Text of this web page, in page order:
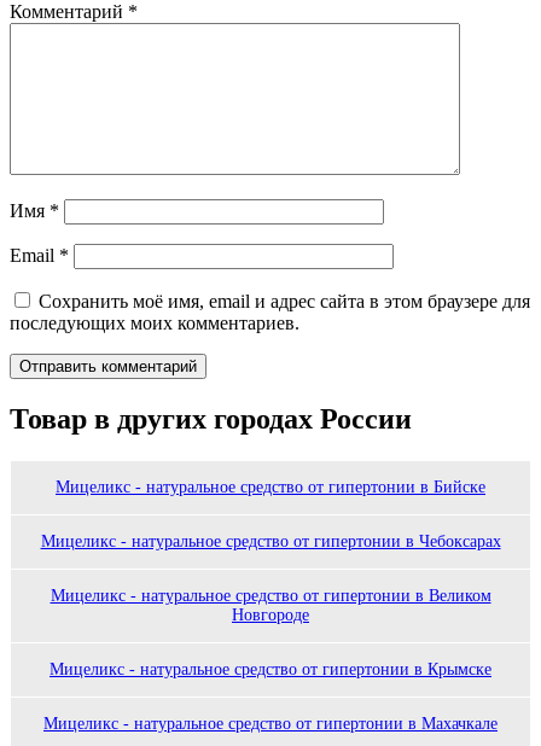
Комментарий *
Имя *
Email *
Сохранить моё имя, email и адрес сайта в этом браузере для
последующих моих комментариев.
Товар в других городах России
Мицеликс - натуральное средство от гипертонии в Бийске
Мицеликс - натуральное средство от гипертонии в Чебоксарах
Мицеликс - натуральное средство от гипертонии в Великом
Новгороде
Мицеликс - натуральное средство от гипертонии в Крымске
Мицеликс - натуральное средство от гипертонии в Махачкале